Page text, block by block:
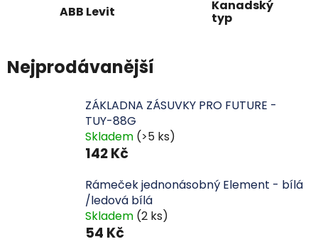
ABB Levit Kanadský
typ
Nejprodávanější
ZÁKLADNA ZÁSUVKY PRO FUTURE -
TUY-88G
Skladem (>5 ks)
142 Kč
Rámeček jednonásobný Element - bílá
/ledová bílá
Skladem (2 ks)
54 Kč